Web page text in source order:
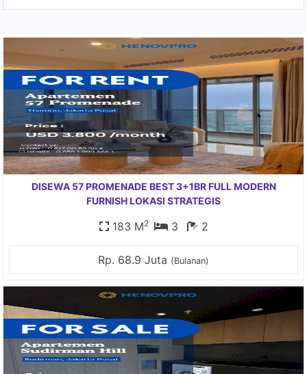
DISEWA 57 PROMENADE BEST 3+1BR FULL MODERN
FURNISH LOKASI STRATEGIS
183 M2 3 2
Rp. 68.9 Juta (Bulanan)